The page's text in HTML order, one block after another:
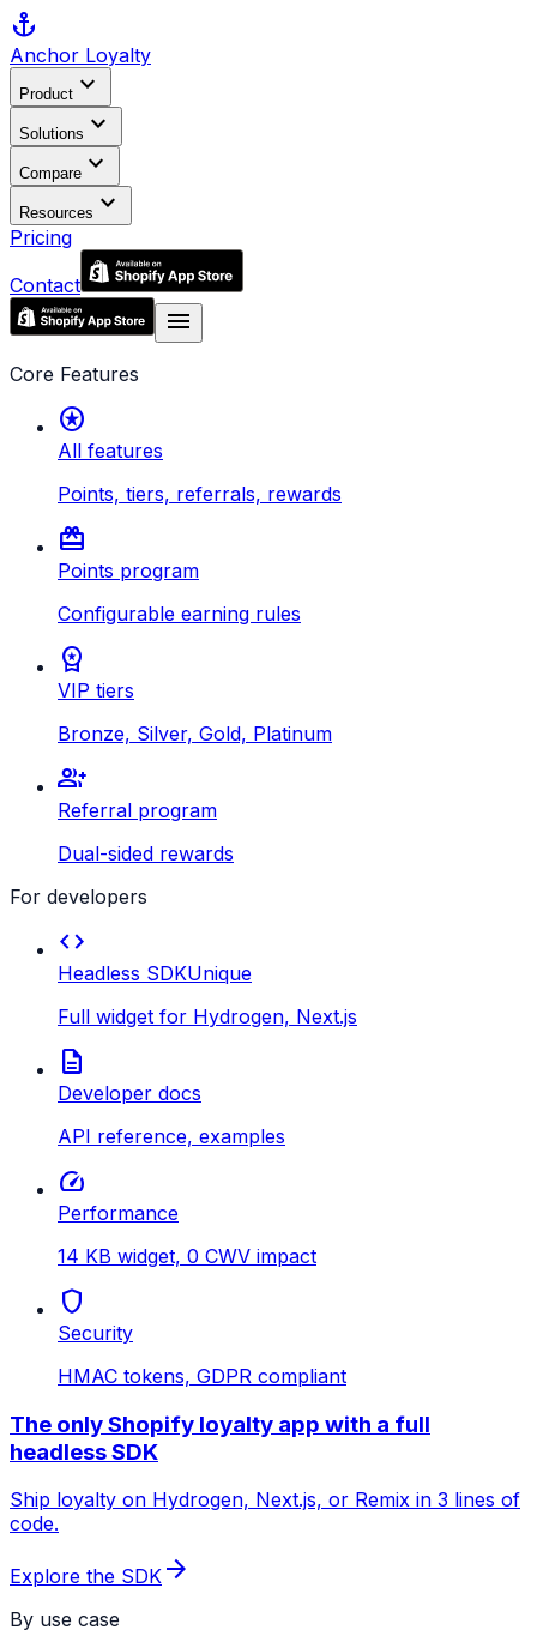
anchor
Anchor Loyalty
Product expand_more
Solutions expand_more
Compare expand_more
Resources expand_more
Pricing
Contact
menu
Core Features
stars
All features
Points, tiers, referrals, rewards
redeem
Points program
Configurable earning rules
workspace_premium
VIP tiers
Bronze, Silver, Gold, Platinum
group_add
Referral program
Dual-sided rewards
For developers
code
Headless SDKUnique
Full widget for Hydrogen, Next.js
description
Developer docs
API reference, examples
speed
Performance
14 KB widget, 0 CWV impact
shield
Security
HMAC tokens, GDPR compliant
The only Shopify loyalty app with a full
headless SDK
Ship loyalty on Hydrogen, Next.js, or Remix in 3 lines of
code.
Explore the SDK arrow_forward
By use case